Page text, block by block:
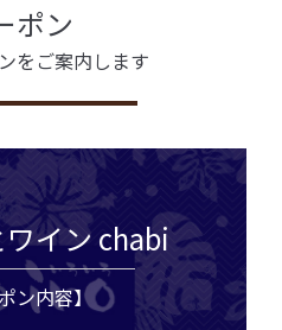
ポン
をご案内します
イン chabi
ン内容】